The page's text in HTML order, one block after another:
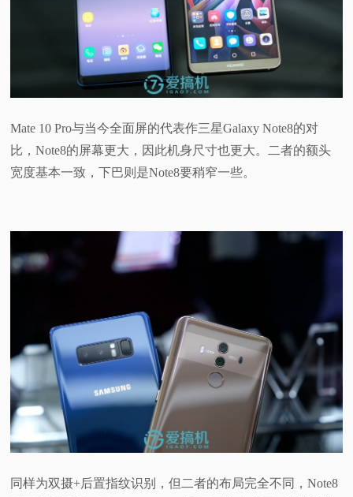
Mate 10 Pro与当今全面屏的代表作三星Galaxy Note8的对
比，Note8的屏幕更大，因此机身尺寸也更大。二者的额头
宽度基本一致，下巴则是Note8要稍窄一些。
同样为双摄+后置指纹识别，但二者的布局完全不同，Note8